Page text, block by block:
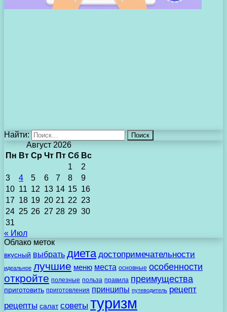
Найти:
Август 2026
Пн Вт Ср Чт Пт Сб Вс
1
2
3
4 5 6 7 8
9
10 11 12 13 14 15 16
17 18 19 20 21 22 23
24 25 26 27 28 29 30
31
« Июл
Облако меток
вкусный выбрать диета достопримечательности
идеальное лучшие меню места основные особенности
откройте полезные польза правила преимущества
приготовить приготовления принципы путеводитель рецепт
рецепты салат советы туризм